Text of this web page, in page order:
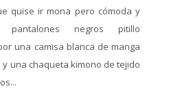
quise ir mona pero cómoda y
pantalones negros pitillo
una camisa blanca de manga
y una chaqueta kimono de tejido